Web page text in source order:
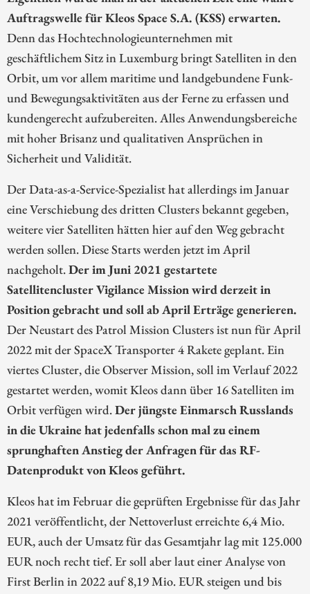
Auftragswelle für Kleos Space S.A. (KSS) erwarten.
Denn das Hochtechnologieunternehmen mit
geschäftlichem Sitz in Luxemburg bringt Satelliten in den
Orbit, um vor allem maritime und landgebundene Funk-
und Bewegungsaktivitäten aus der Ferne zu erfassen und
kundengerecht aufzubereiten. Alles Anwendungsbereiche
mit hoher Brisanz und qualitativen Ansprüchen in
Sicherheit und Validität.
Der Data-as-a-Service-Spezialist hat allerdings im Januar
eine Verschiebung des dritten Clusters bekannt gegeben,
weitere vier Satelliten hätten hier auf den Weg gebracht
werden sollen. Diese Starts werden jetzt im April
nachgeholt.Der im Juni 2021 gestartete
Satellitencluster Vigilance Mission wird derzeit in
Position gebracht und soll ab April Erträge generieren.
Der Neustart des Patrol Mission Clusters ist nun für April
2022 mit der SpaceX Transporter 4 Rakete geplant. Ein
viertes Cluster, die Observer Mission, soll im Verlauf 2022
gestartet werden, womit Kleos dann über 16 Satelliten im
Orbit verfügen wird.Der jüngste Einmarsch Russlands
in die Ukraine hat jedenfalls schon mal zu einem
sprunghaften Anstieg der Anfragen für das RF-
Datenprodukt von Kleos geführt.
Kleos hat im Februar die geprüften Ergebnisse für das Jahr
2021 veröffentlicht, der Nettoverlust erreichte 6,4 Mio.
EUR, auch der Umsatz für das Gesamtjahr lag mit 125.000
EUR noch recht tief. Er soll aber laut einer Analyse von
First Berlin in 2022 auf 8,19 Mio. EUR steigen und bis